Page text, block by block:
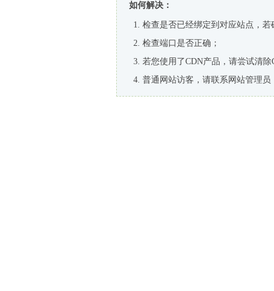
如何解决：
检查是否已经绑定到对应站点，
检查端口是否正确；
若您使用了CDN产品，请尝试清除
普通网站访客，请联系网站管理员